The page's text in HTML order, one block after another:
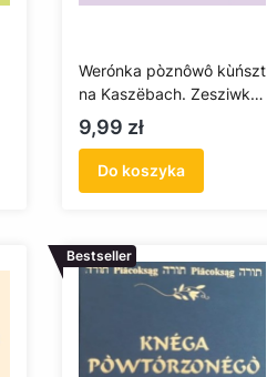
Werónka pòznôwô kùńszt
na Kaszëbach. Zesziwk
do malënków i zabawë
Cena
9,99 zł
Do koszyka
Bestseller